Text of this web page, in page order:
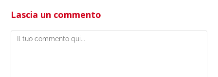
Lascia un commento